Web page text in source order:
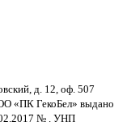
д. 12, оф. 507
«ПК ГекоБел» выдано
№ . УНП